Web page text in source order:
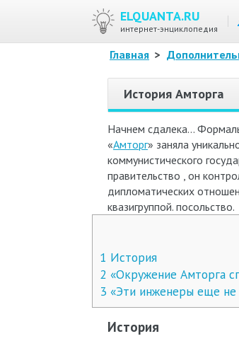
ELQUANTA.RU
интернет-энциклопедия
Главная >
История Амторга
Начнем сдалека…
«Амторг» заняла
коммунистического
правительство , он
дипломатических
квазигруппой. посольство.
1 История
2 «Окружение Амторга
3 «Эти инженеры еще
История